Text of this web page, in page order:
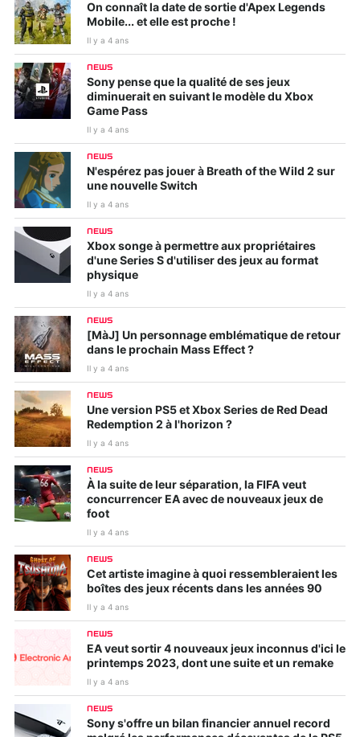
On connaît la date de sortie d'Apex Legends
Mobile... et elle est proche !
Il y a 4 ans
NEWS
Sony pense que la qualité de ses jeux
diminuerait en suivant le modèle du Xbox
Game Pass
Il y a 4 ans
NEWS
N'espérez pas jouer à Breath of the Wild 2 sur
une nouvelle Switch
Il y a 4 ans
NEWS
Xbox songe à permettre aux propriétaires
d'une Series S d'utiliser des jeux au format
physique
Il y a 4 ans
NEWS
[MàJ] Un personnage emblématique de retour
dans le prochain Mass Effect ?
Il y a 4 ans
NEWS
Une version PS5 et Xbox Series de Red Dead
Redemption 2 à l'horizon ?
Il y a 4 ans
NEWS
À la suite de leur séparation, la FIFA veut
concurrencer EA avec de nouveaux jeux de
foot
Il y a 4 ans
NEWS
Cet artiste imagine à quoi ressembleraient les
boîtes des jeux récents dans les années 90
Il y a 4 ans
NEWS
EA veut sortir 4 nouveaux jeux inconnus d'ici le
printemps 2023, dont une suite et un remake
Il y a 4 ans
NEWS
Sony s'offre un bilan financier annuel record